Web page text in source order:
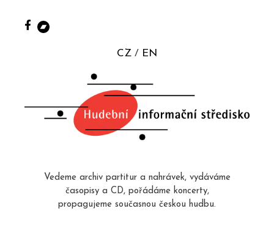
CZ EN
Vedeme archiv partitur a nahrávek, vydáváme
časopisy a CD, pořádáme koncerty,
propagujeme současnou českou hudbu.